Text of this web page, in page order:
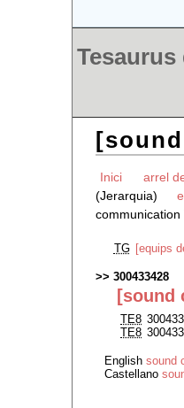
Inici arrel
(Jerarquia)
TG [equips
300433428
[sound
TE8
TE8
English sound
Castellano